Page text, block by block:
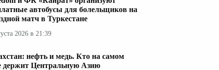
автобусы для болельщиков на
матч в Туркестане
2026 в 21:39
нефть и медь. Кто на самом
держит Центральную Азию